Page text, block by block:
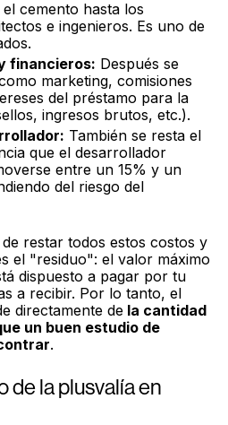
cemento hasta los
e ingenieros. Es uno de
financieros: Después se
marketing, comisiones
del préstamo para la
ingresos brutos, etc.).
También se resta el
que el desarrollador
entre un 15% y un
del riesgo del
restar todos estos costos y
el "residuo": el valor máximo
dispuesto a pagar por tu
a recibir. Por lo tanto, el
directamente de la cantidad
un buen estudio de
.
de la plusvalía en